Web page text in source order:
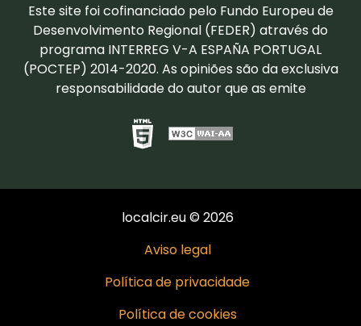
Este site foi cofinanciado pelo Fundo Europeu de
Desenvolvimento Regional (FEDER) através do
programa INTERREG V-A ESPAÑA PORTUGAL
(POCTEP) 2014-2020. As opiniões são da exclusiva
responsabilidade do autor que as emite
localcir.eu © 2026
Aviso legal
Política de privacidade
Política de cookies